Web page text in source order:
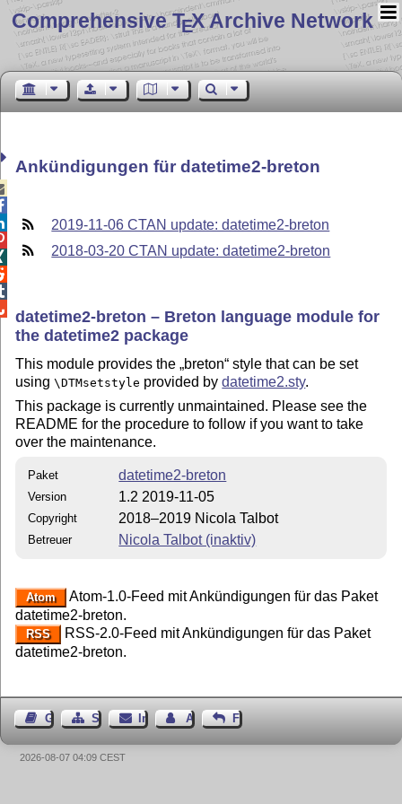
Comprehensive TEX Archive Network
Ankündigungen für datetime2-breton
2019-11-06 CTAN update: datetime2-breton
2018-03-20 CTAN update: datetime2-breton
datetime2-breton – Breton language module for
the datetime2 package
This module provides the breton style that can be set
using\DTMsetstyle provided bydatetime2.sty.
This package is currently unmaintained. Please see the
README for the procedure to follow if you want to take
over the maintenance.
Paket datetime2-breton
Version 1.2 2019-11-05
Copyright 2018–2019 Nicola Talbot
Betreuer Nicola Talbot (inaktiv)
Atom
Atom-1.0-Feed mit Ankündigungen für das Paket
datetime2-breton.
RSS
RSS-2.0-Feed mit Ankündigungen für das Paket
datetime2-breton.
GästebuchSeiten-Struktur
ImpressumAutor kontaktieren
Feedback
2026-08-07 04:09 CEST